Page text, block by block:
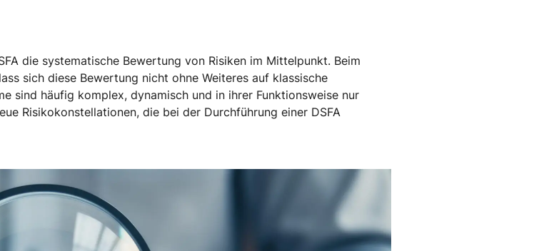
die systematische Bewertung von Risiken im Mittelpunkt. Beim
sich diese Bewertung nicht ohne Weiteres auf klassische
sind häufig komplex, dynamisch und in ihrer Funktionsweise nur
Risikokonstellationen, die bei der Durchführung einer DSFA